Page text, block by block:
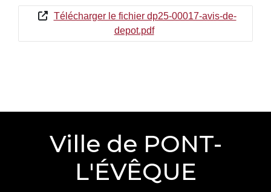
Télécharger le fichier dp25-00017-avis-de-
depot.pdf
Ville de PONT-
L'ÉVÊQUE